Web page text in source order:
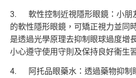
3. 軟性控制近視隱形眼鏡：小朋
的軟性隱形眼鏡，可矯正視力並同
是透過光學原理去抑制眼球過度增
小心遵守使用守則及保持良好衞生
4. 阿托品眼藥水：透過藥物抑制